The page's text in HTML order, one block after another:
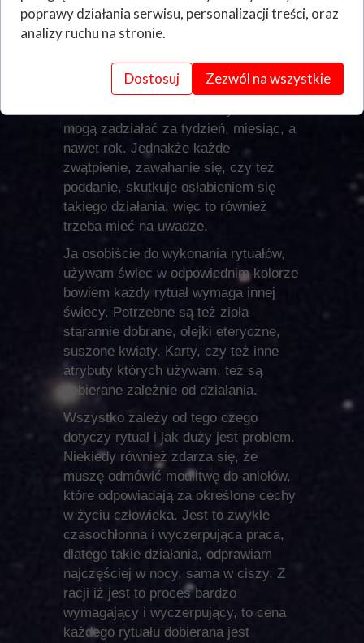
pamiętać że w każdym przypadku cel
zamierzony, był osiągnięty. Warto też
być cierpliwym.
Nie poddawać się jeśli nie widzimy
efektów po miesiącu gdyż ja, wykonuję
mogą zadziałać za tydzień, miesiąc, a
nawet rok. Jednakże każde
zwątpienie, zawahanie się, czy też
poddanie, skutkuje osłabieniem się
takiego działania, więc to również
trzeba mieć na uwadze.
Ja osobiście do wykonania rytuałów,
używam świec w odpowiednim kolorze
bowiem każdy rytuał wymaga innej
świecy. Potrzebne są też zioła
starannie dobrane, olejki eteryczne,
suszone kwiaty. Karty, czy też inne
atrybuty których używam, też są
dobierane zależnie od działania.
Wszystko zależy od tego czego
dotyczy rytuał i jak duży jest problem.
Niekiedy również zdarza się, że
muszę odmówić modlitwę do aniołów,
które odpowiadają za określone cechy
w życiu człowieka. Jest to zwykle
czasochłonna i wyczerpująca praca,
dlatego takie działania, odprawiam
najczęściej w nocy, sama w ciszy. Z
racji iż jest to proces bardzo
wymagający i wyczerpujący, to cena
każdego rytuału dobierana jest
poprawy działania serwisu, personalizacji treści, oraz
analizy ruchu na stronie.
Dostosuj Zezwól na wszystkie